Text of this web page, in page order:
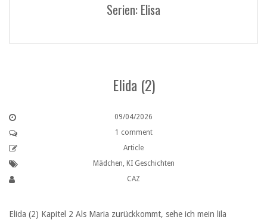
Serien: Elisa
Elida (2)
09/04/2026
1 comment
Article
Mädchen, KI Geschichten
CAZ
Elida (2) Kapitel 2 Als Maria zurückkommt, sehe ich mein lila